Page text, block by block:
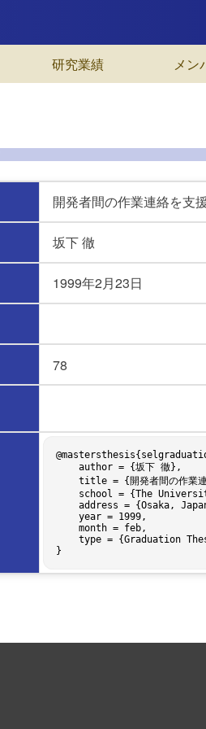
研究業績 メン
開発者間の作業連絡を支
坂下 徹
1999年2月23日
78